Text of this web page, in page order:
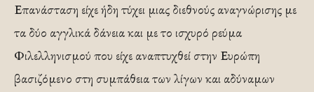
Επανάσταση είχε ήδη τύχει μιας διεθνούς αναγνώρισης με
τα δύο αγγλικά δάνεια και με το ισχυρό ρεύμα
Φιλελληνισμού που είχε αναπτυχθεί στην Ευρώπη
βασιζόμενο στη συμπάθεια των λίγων και αδύναμων